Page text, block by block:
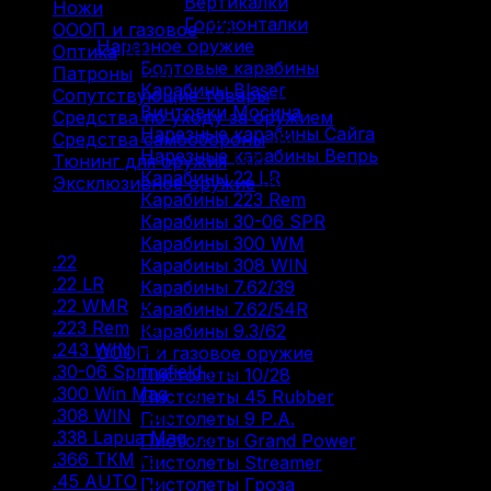
Горизонталки
Нарезное оружие
Болтовые карабины
Карабины Blaser
Винтовки Мосина
Нарезные карабины Сайга
Нарезные карабины Вепрь
Карабины 22 LR
Карабины 223 Rem
Карабины 30-06 SPR
Карабины 300 WM
Карабины 308 WIN
Карабины 7.62/39
Карабины 7.62/54R
Карабины 9.3/62
ОООП и газовое оружие
Пистолеты 10/28
Пистолеты 45 Rubber
Пистолеты 9 Р.А.
Пистолеты Grand Power
Пистолеты Streamer
Пистолеты Гроза
Ножи
ОООП и газовое (71)
Оптика (12)
Патроны (211)
Сопутствующие товары (13)
Средства по уходу за оружием
Средства самообороны (6)
Тюнинг для оружия (37)
Эксклюзивное оружие (6)
.22
.22 LR
(29)
.22 WMR
(3)
.223 Rem (18)
.243 WIN (4)
.30-06 Springfield (18)
.300 Win Mag (12)
.308 WIN (30)
.338 Lapua Mag (2)
.366 ТКМ (5)
.45 AUTO (2)